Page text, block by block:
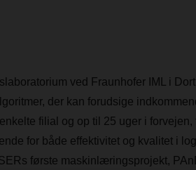
ved Fraunhofer IML i
der kan forudsige
filial og op til 25 uger i forvejen,
for både effektivitet og kvalitet i
første maskinlæringsprojekt,